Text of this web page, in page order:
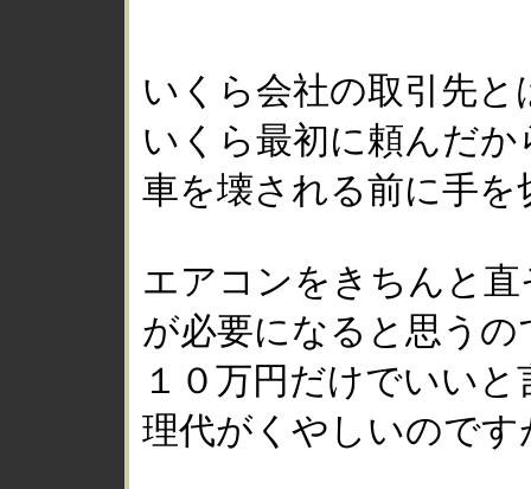
いくら会社の取引先と
いくら最初に頼んだ
車を壊される前に手
エアコンをきちんと
が必要になると思うの
１０万円だけでいい
理代がくやしいのです